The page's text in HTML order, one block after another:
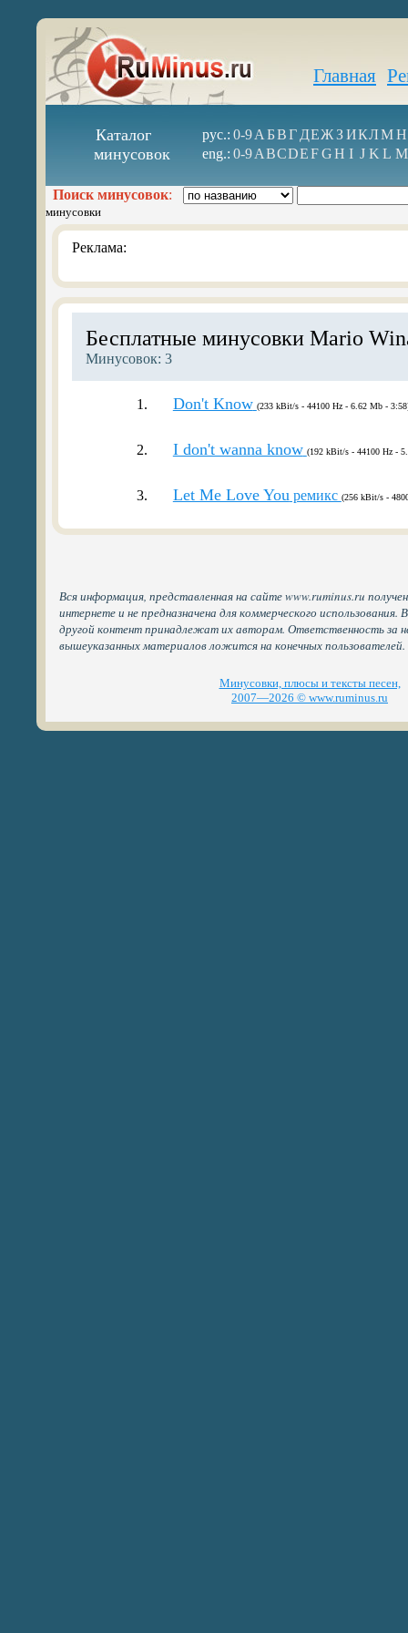
Главная
Каталог
минусовок
рус.: 0-9А БВГ ДЕЖ З ИКЛМН
eng.: 0-9ABCDEFGH I J K L M
Поиск минусовок:
минусовки
Реклама:
Бесплатные минусовки Mario
Минусовок: 3
1. Don't Know (233 kBit/s - 44100 Hz - 6.62 Mb -
2. I don't wanna know (192 kBit/s - 44100 Hz -
3. Let Me Love You ремикс (256 kBit/s -
Вся информация, представленная на сайте www.ruminus.ru
интернете и не предназначена для коммерческого
другой контент принадлежат их авторам. Ответственность за
вышеуказанных материалов ложится на конечных пользователей.
Минусовки, плюсы и тексты песен,
2007—2026 © www.ruminus.ru